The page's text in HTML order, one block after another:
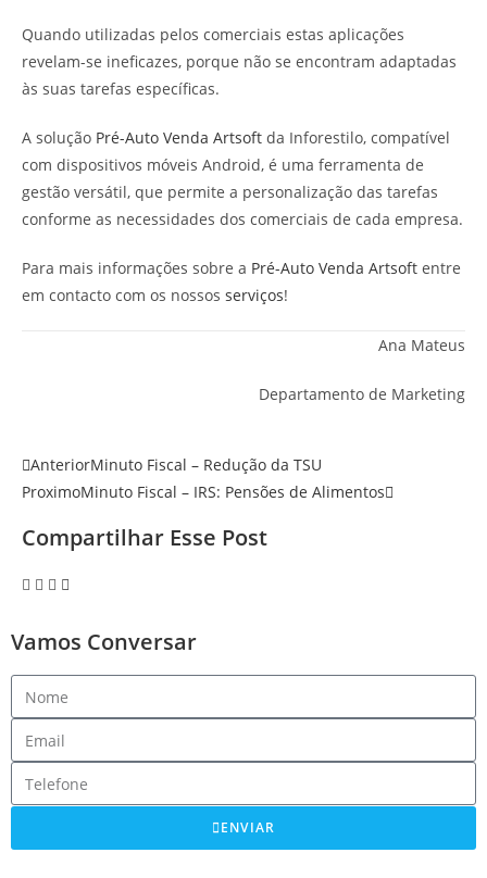
Quando utilizadas pelos comerciais estas aplicações
revelam-se ineficazes, porque não se encontram adaptadas
às suas tarefas específicas.
A solução Pré-Auto Venda Artsoft da Inforestilo, compatível
com dispositivos móveis Android, é uma ferramenta de
gestão versátil, que permite a personalização das tarefas
conforme as necessidades dos comerciais de cada empresa.
Para mais informações sobre a Pré-Auto Venda Artsoft entre
em contacto com os nossos serviços!
Ana Mateus
Departamento de Marketing
AnteriorMinuto Fiscal – Redução da TSU
ProximoMinuto Fiscal – IRS: Pensões de Alimentos
Compartilhar Esse Post
Vamos Conversar
ENVIAR